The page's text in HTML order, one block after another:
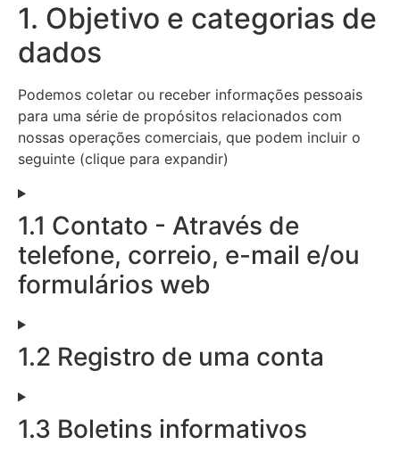
1. Objetivo e categorias de
dados
Podemos coletar ou receber informações pessoais
para uma série de propósitos relacionados com
nossas operações comerciais, que podem incluir o
seguinte (clique para expandir)
1.1 Contato - Através de
telefone, correio, e-mail e/ou
formulários web
1.2 Registro de uma conta
1.3 Boletins informativos